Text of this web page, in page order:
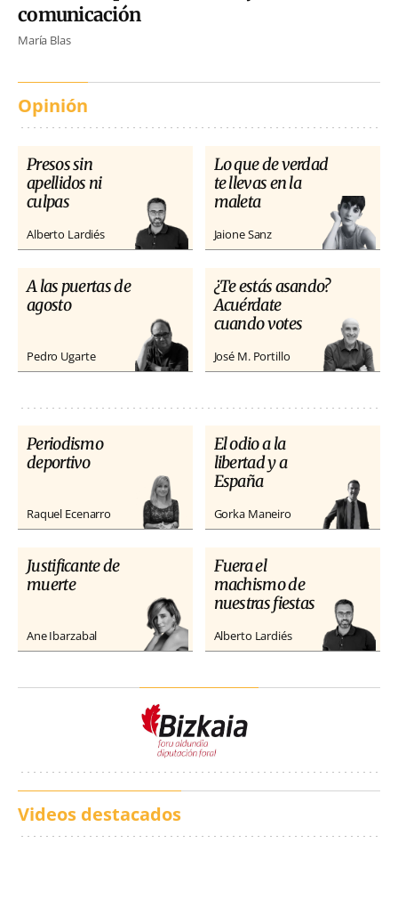
comunicación
María Blas
Opinión
Presos sin
apellidos ni
culpas
Alberto Lardiés
Lo que de verdad
te llevas en la
maleta
Jaione Sanz
A las puertas de
agosto
Pedro Ugarte
¿Te estás asando?
Acuérdate
cuando votes
José M. Portillo
Periodismo
deportivo
Raquel Ecenarro
El odio a la
libertad y a
España
Gorka Maneiro
Justificante de
muerte
Ane Ibarzabal
Fuera el
machismo de
nuestras fiestas
Alberto Lardiés
Videos destacados